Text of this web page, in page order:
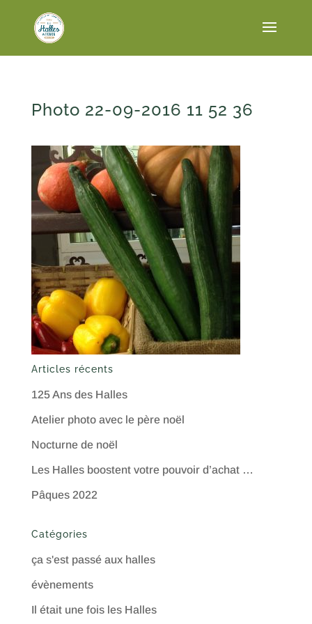
Photo 22-09-2016 11 52 36
Articles récents
125 Ans des Halles
Atelier photo avec le père noël
Nocturne de noël
Les Halles boostent votre pouvoir d’achat …
Pâques 2022
Catégories
ça s'est passé aux halles
évènements
Il était une fois les Halles